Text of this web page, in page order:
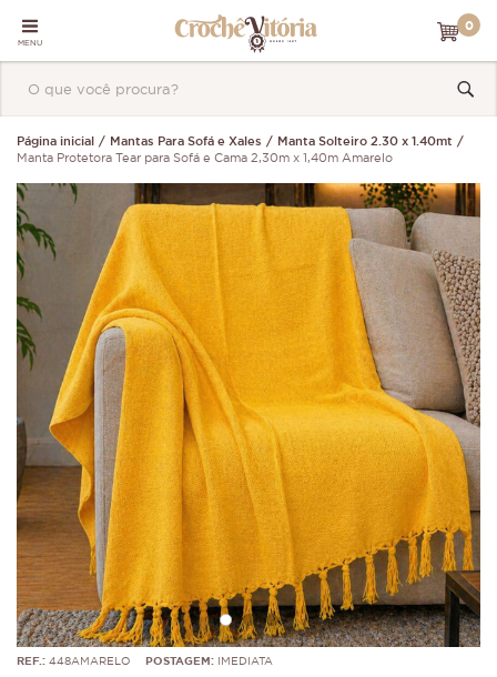
MENU
0
Página inicial Mantas Para Sofá e Xales
Manta Solteiro 2.30 x 1.40mt
Manta Protetora Tear para Sofá e Cama 2,30m x 1,40m Amarelo
REF.: 448AMARELO POSTAGEM: IMEDIATA